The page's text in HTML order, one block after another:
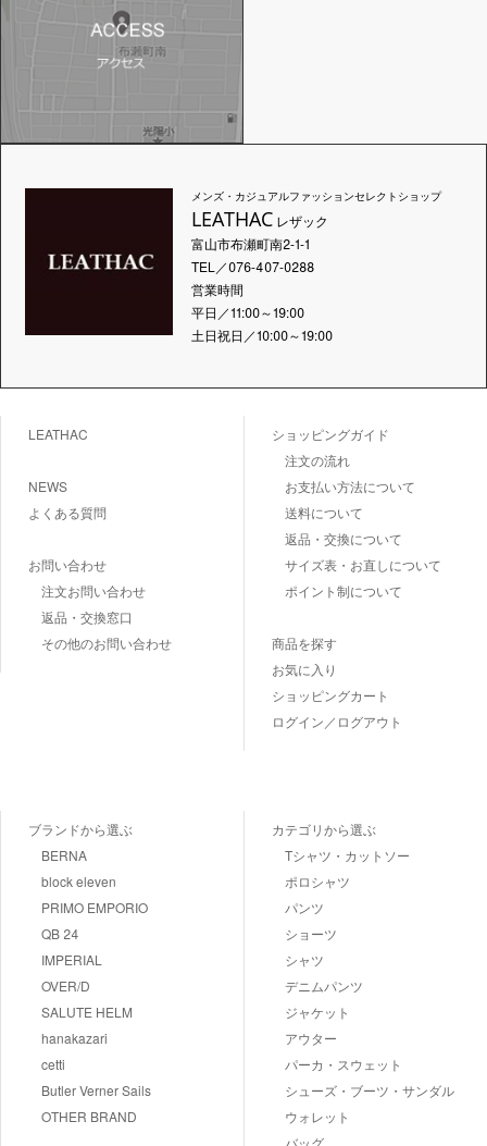
メンズ・カジュアルファッションセレクトショップ
LEATHACレザック
富山市布瀬町南2-1-1
TEL／076-407-0288
営業時間
平日／11:00～19:00
土日祝日／10:00～19:00
LEATHAC
NEWS
よくある質問
お問い合わせ
注文お問い合わせ
返品・交換窓口
その他のお問い合わせ
ショッピングガイド
注文の流れ
お支払い方法について
送料について
返品・交換について
サイズ表・お直しについて
ポイント制について
商品を探す
お気に入り
ショッピングカート
ログイン／ログアウト
ブランドから選ぶ
BERNA
block eleven
PRIMO EMPORIO
QB 24
IMPERIAL
OVER/D
SALUTE HELM
hanakazari
cetti
Butler Verner Sails
OTHER BRAND
カテゴリから選ぶ
Tシャツ・カットソー
ポロシャツ
パンツ
ショーツ
シャツ
デニムパンツ
ジャケット
アウター
パーカ・スウェット
シューズ・ブーツ・サンダル
ウォレット
バッグ